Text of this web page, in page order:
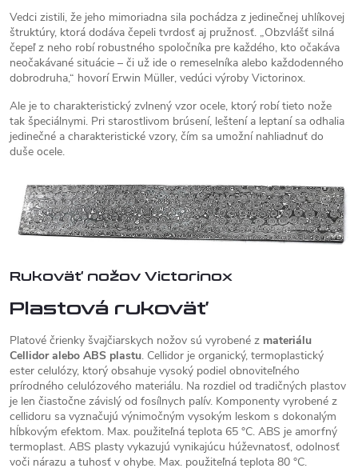
Vedci zistili, že jeho mimoriadna sila pochádza z jedinečnej uhlíkovej
štruktúry, ktorá dodáva čepeli tvrdosť aj pružnosť. „Obzvlášť silná
čepeľ z neho robí robustného spoločníka pre každého, kto očakáva
neočakávané situácie – či už ide o remeselníka alebo každodenného
dobrodruha,“ hovorí Erwin Müller, vedúci výroby Victorinox.
Ale je to charakteristický zvlnený vzor ocele, ktorý robí tieto nože
tak špeciálnymi. Pri starostlivom brúsení, leštení a leptaní sa odhalia
jedinečné a charakteristické vzory, čím sa umožní nahliadnuť do
duše ocele.
Rukoväť nožov Victorinox
Plastová rukoväť
Platové črienky švajčiarskych nožov sú vyrobené z materiálu
Cellidor alebo ABS plastu. Cellidor je organický, termoplastický
ester celulózy, ktorý obsahuje vysoký podiel obnoviteľného
prírodného celulózového materiálu. Na rozdiel od tradičných plastov
je len čiastočne závislý od fosílnych palív. Komponenty vyrobené z
cellidoru sa vyznačujú výnimočným vysokým leskom s dokonalým
hĺbkovým efektom. Max. použiteľná teplota 65 °C. ABS je amorfný
termoplast. ABS plasty vykazujú vynikajúcu húževnatosť, odolnosť
voči nárazu a tuhosť v ohybe. Max. použiteľná teplota 80 °C.